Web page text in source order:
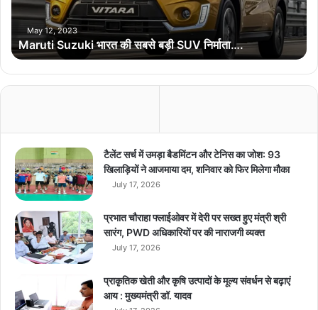
Vishnu Deo Sai
u
u
k
i
की
स
ब
से
ब
S
U
V
ता
May 12, 2023
Maruti Suzuki भारत की सबसे बड़ी SUV निर्माता….
टैलेंट सर्च में उमड़ा बैडमिंटन और टेनिस का जोश: 93
खिलाड़ियों ने आजमाया दम, शनिवार को फिर मिलेगा मौका
July 17, 2026
प्रभात चौराहा फ्लाईओवर में देरी पर सख्त हुए मंत्री श्री
सारंग, PWD अधिकारियों पर की नाराजगी व्यक्त
July 17, 2026
प्राकृतिक खेती और कृषि उत्पादों के मूल्य संवर्धन से बढ़ाएं
आय : मुख्यमंत्री डॉ. यादव